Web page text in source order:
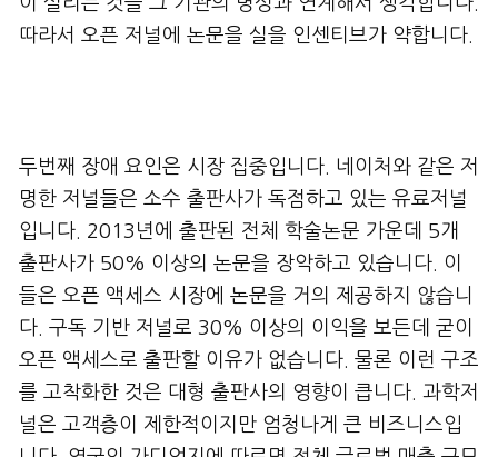
따라서 오픈 저널에 논문을 실을 인센티브가 약합니다.
두번째 장애 요인은 시장 집중입니다. 네이처와 같은 저
명한 저널들은 소수 출판사가 독점하고 있는 유료저널
입니다. 2013년에 출판된 전체 학술논문 가운데 5개
출판사가 50% 이상의 논문을 장악하고 있습니다. 이
들은 오픈 액세스 시장에 논문을 거의 제공하지 않습니
다. 구독 기반 저널로 30% 이상의 이익을 보든데 굳이
오픈 액세스로 출판할 이유가 없습니다. 물론 이런 구조
를 고착화한 것은 대형 출판사의 영향이 큽니다. 과학저
널은 고객층이 제한적이지만 엄청나게 큰 비즈니스입